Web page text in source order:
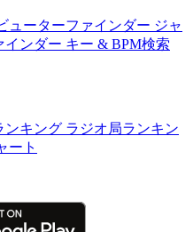
ューターファインダー ジャ
インダー キー & BPM検索
ンキング ラジオ局ランキン
ート